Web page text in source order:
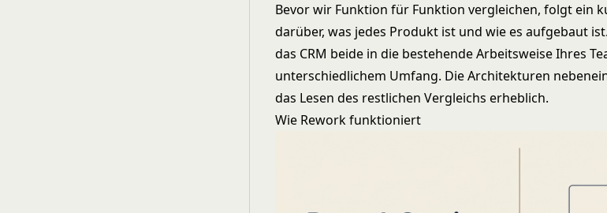
Bevor wir Funktion für Funktion vergleichen, folgt ein
darüber, was jedes Produkt ist und wie es aufgebaut
das CRM beide in die bestehende Arbeitsweise Ihres
unterschiedlichem Umfang. Die Architekturen
das Lesen des restlichen Vergleichs erheblich.
Wie Rework funktioniert